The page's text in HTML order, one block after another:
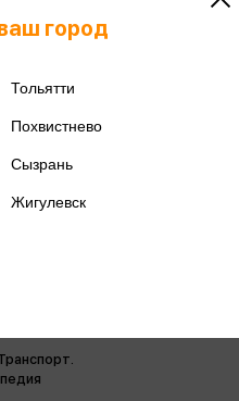
город
Тольятти
Похвистнево
Сызрань
Жигулевск